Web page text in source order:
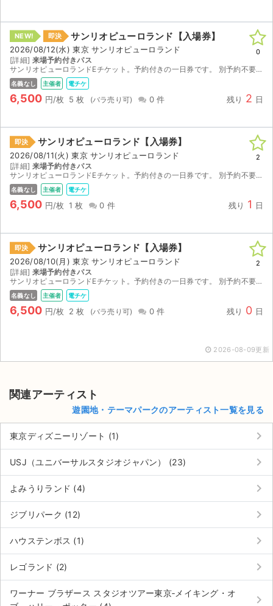
チケットジャム運営会社
チケットジャム利用規約
プライバシーポリシー
公演登録依頼
不正転売禁止法について
チケットジャムの取り組み
NEW! 即決 サンリオピューロランド【入場券】
2026/08/12(水) 東京 サンリオピューロランド
[詳細] 来場予約付きパス
サンリオピューロランドEチケット。予約付きの一日券です。 別予約不要で、8月12日当日にQRコードを提示して直接入場改札口よりご入場いただけます。 バラ売りを可能にしましたのでそのまま必要な...
名義なし 主催者 電チケ
6,500 円/枚 5 枚 0 件 残り 2 日
0
即決 サンリオピューロランド【入場券】
2026/08/11(火) 東京 サンリオピューロランド
[詳細] 来場予約付きパス
サンリオピューロランドEチケット。予約付きの一日券です。 別予約不要で、8月11日当日にQRコードを提示して直接入場改札口よりご入場いただけます。 バラ売りを可能にしましたのでそのまま必要な...
名義なし 主催者 電チケ
6,500 円/枚 1 枚 0 件 残り 1 日
2
即決 サンリオピューロランド【入場券】
2026/08/10(月) 東京 サンリオピューロランド
[詳細] 来場予約付きパス
サンリオピューロランドEチケット。予約付きの一日券です。 別予約不要で、8月10日当日にQRコードを提示して直接入場改札口よりご入場いただけます。 バラ売りを可能にしましたのでそのまま必要な...
名義なし 主催者 電チケ
6,500 円/枚 2 枚 0 件 残り 0 日
2
2026-08-09更新
関連アーティスト
遊園地・テーマパークのアーティスト一覧を見る
東京ディズニーリゾート (1) keyboard_arrow_right
USJ（ユニバーサルスタジオジャパン） (23) keyboard_arrow_right
よみうりランド (4) keyboard_arrow_right
ジブリパーク (12) keyboard_arrow_right
ハウステンボス (1) keyboard_arrow_right
レゴランド (2) keyboard_arrow_right
ワーナー ブラザース スタジオツアー東京‐メイキング・オ
keyboard_arrow_right